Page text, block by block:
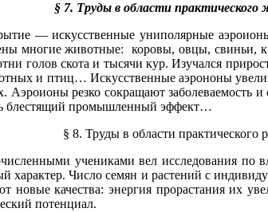
§ 7. Труды в области практического
— искусственные униполярные
многие животные: коровы, овцы, свиньи,
голов скота и тысячи кур. Изучался
и птиц… Искусственные аэрононы
Аэроионы резко сокращают
блестящий промышленный эффект…
§ 8. Труды в области практического
учениками вел исследования по
Число семян и растений с
качества: энергия прорастания их
потенциал.